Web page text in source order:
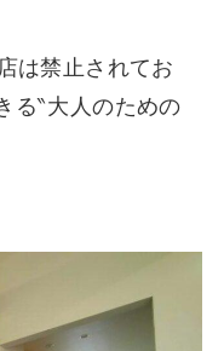
は禁止されてお
る‶大人のための